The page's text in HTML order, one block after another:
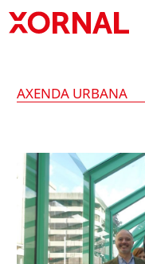
AXENDA URBANA